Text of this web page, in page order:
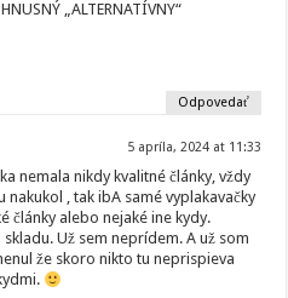
„ALTERNATÍVNY“
Odpovedať
5 apríla, 2024 at 11:33
nemala nikdy kvalitné články, vždy
nakukol , tak ibA samé vyplakavačky
články alebo nejaké ine kydy.
skladu. Už sem neprídem. A už som
že skoro nikto tu neprispieva